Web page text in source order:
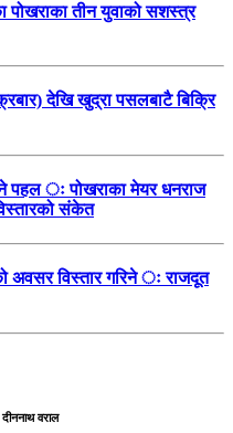
पोखराका तीन युवाको सशस्त्र
देखि खुद्रा पसलबाटै बिक्रि
पहल ः पोखराका मेयर धनराज
संकेत
अवसर विस्तार गरिने ः राजदूत
वराल